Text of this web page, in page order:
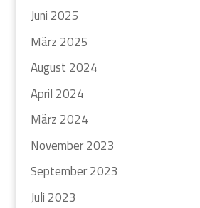
Juni 2025
März 2025
August 2024
April 2024
März 2024
November 2023
September 2023
Juli 2023